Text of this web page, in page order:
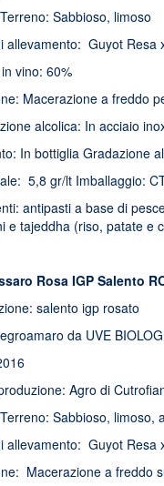
Sabbioso, limoso
allevamento: Guyot Resa
vino: 60%
Macerazione a freddo
alcolica: In acciaio
In bottiglia Gradazione
5,8 gr/lt Imballaggio:
antipasti a base di
e tajeddha (riso, patate
Rosa IGP Salento
salento igp rosato
da UVE
Agro di
Sabbioso, limoso,
allevamento: Guyot Resa
Macerazione a freddo